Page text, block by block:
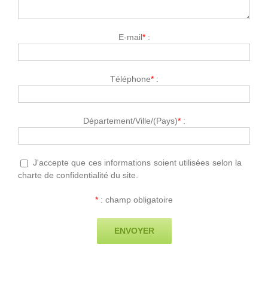
E-mail*:
Téléphone*:
Département/Ville/(Pays)*:
J'accepte que ces informations soient utilisées selon la
charte de confidentialité du site.
* : champ obligatoire